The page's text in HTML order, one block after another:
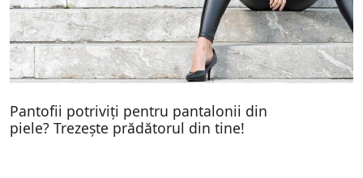
Pantofii potriviți pentru pantalonii din
piele? Trezește prădătorul din tine!